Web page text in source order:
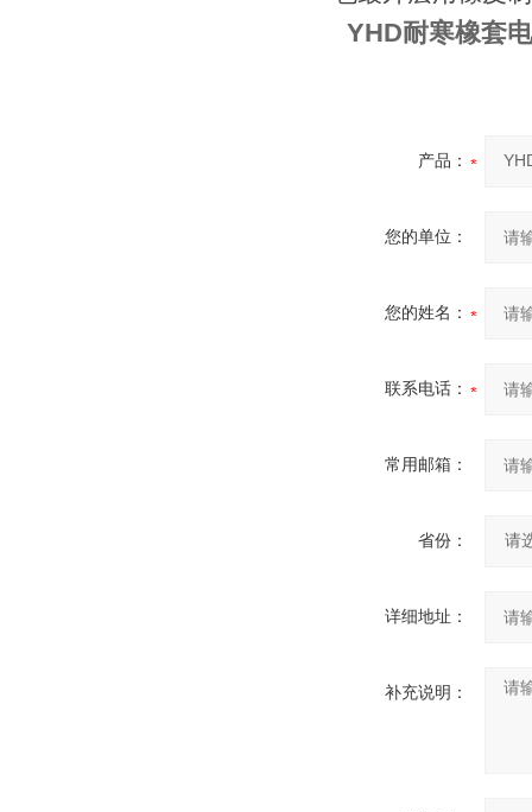
YHD耐寒橡套
产品：
您的单位：
您的姓名：
联系电话：
常用邮箱：
省份：
详细地址：
补充说明：